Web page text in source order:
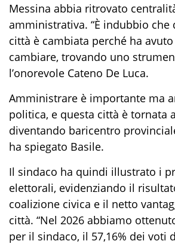
Messina abbia ritrovato
amministrativa. “È indubbio che
città è cambiata perché ha
cambiare, trovando uno
l’onorevole Cateno De Luca.
Amministrare è importante ma
politica, e questa città è tornata
diventando baricentro
ha spiegato Basile.
Il sindaco ha quindi illustrato i
elettorali, evidenziando il
coalizione civica e il netto
città. “Nel 2026 abbiamo
per il sindaco, il 57,16% dei voti